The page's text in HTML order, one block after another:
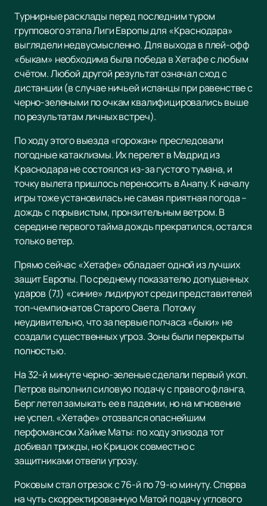
Турнирные расклады перед последним туром
группового этапа Лиги Европы для «Краснодара»
выглядели недвусмысленно. Для выхода в плей-офф
«быкам» необходима была победа в Хетафе с любым
счётом. Любой другой результат означал сход с
дистанции (в случае ничьей испанцы при равенстве с
черно-зелеными по очкам квалифицировались выше
по результатам личных встреч).
По ходу этого выезда «горожан» преследовали
погодные катаклизмы. Их перелет в Мадрид из
Краснодара не состоялся из-за густого тумана, и
точку вылета пришлось переносить в Анапу. К началу
игры тоже установилась не самая приятная погода –
дождь с порывистым, пронзительным ветром. В
середине первого тайма дождь прекратился, остался
только ветер.
Прямо сейчас «Хетафе» обладает одной из лучших
защит Европы. По среднему показателю допущенных
ударов (7,1) «синие» лидируют среди представителей
топ-чемпионатов Старого Света. Потому
неудивительно, что за первые полчаса «быки» не
создали существенных угроз. Зоны были перекрыты
полностью.
На 32-й минуте черно-зеленые сделали первый укол.
Петров выполнил силовую подачу с правого фланга,
Берг летел замыкать ее в падении, но на мгновение
не успел. «Хетафе» отозвался опаснейшим
перфомансом Хайме Маты: по ходу эпизода тот
добивал трижды, но Крицюк совместно с
защитниками отвели угрозу.
Роковым стал отрезок с 76-й по 79-ю минуту. Сперва
на чуть скорректированную Матой подачу углового